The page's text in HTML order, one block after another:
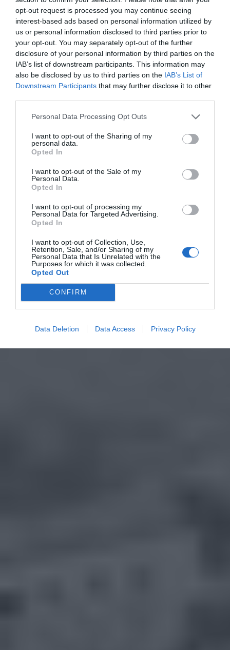
opt-out request is processed you may continue seeing
interest-based ads based on personal information utilized by
us or personal information disclosed to third parties prior to
your opt-out. You may separately opt-out of the further
disclosure of your personal information by third parties on the
IAB’s list of downstream participants. This information may
also be disclosed by us to third parties on the IAB’s List of
Downstream Participants that may further disclose it to other
Personal Data Processing Opt Outs
I want to opt-out of the Sharing of my
personal data.
Opted In
I want to opt-out of the Sale of my
Personal Data.
Opted In
I want to opt-out of processing my
Personal Data for Targeted Advertising.
Opted In
I want to opt-out of Collection, Use,
Retention, Sale, and/or Sharing of my
Personal Data that Is Unrelated with the
Purposes for which it was collected.
Opted Out
CONFIRM
Data Deletion Data Access Privacy Policy